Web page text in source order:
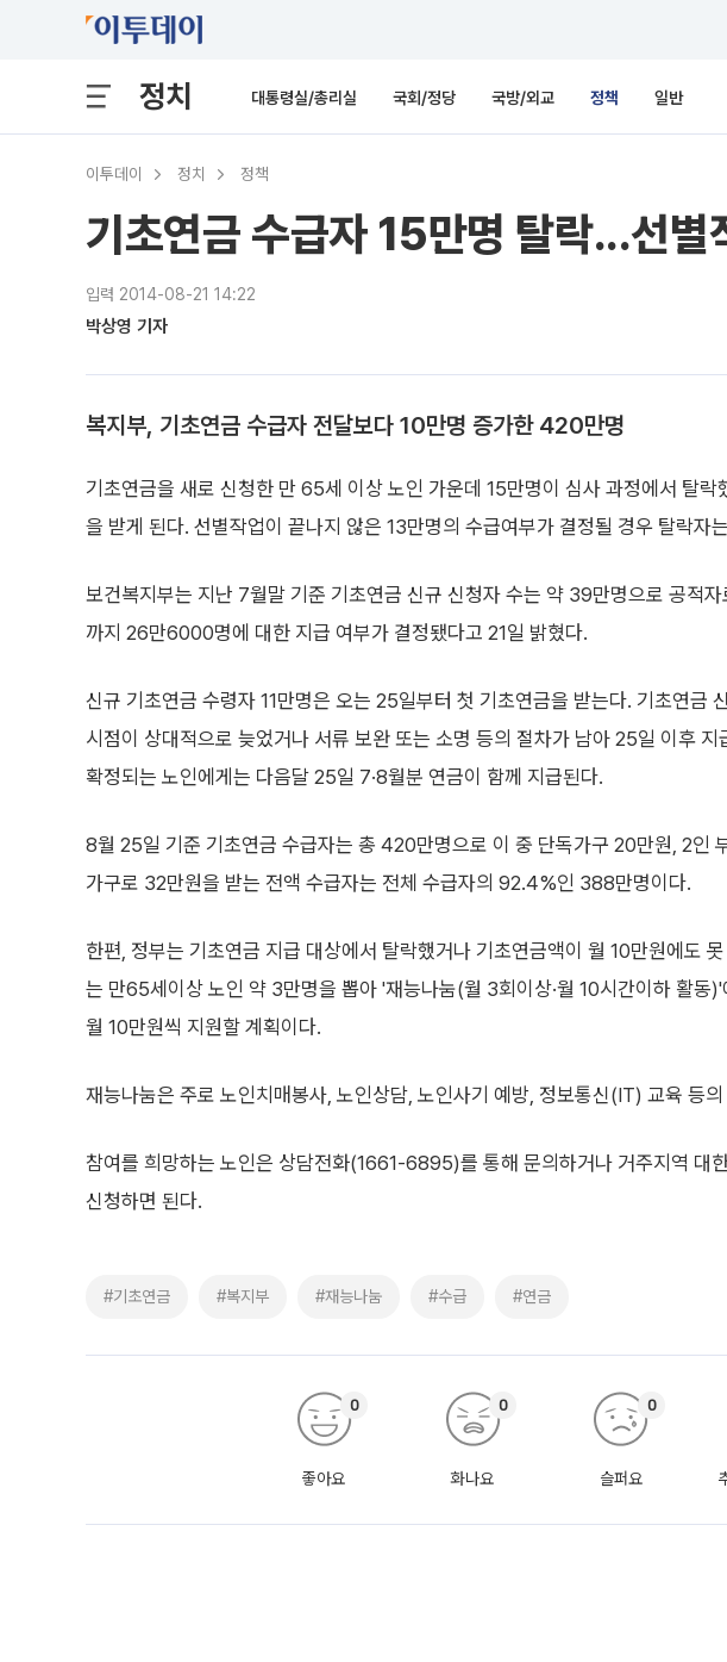
정치 대통령실/총리실 국회/정당 국방/외교 정책 일반
이투데이 정치 정책
기초연금 수급자 15만명 탈락...선별
입력 2014-08-21 14:22
박상영 기자
복지부, 기초연금 수급자 전달보다 10만명 증가한 420만명
기초연금을 새로 신청한 만 65세 이상 노인 가운데 15만명이 심사 과정에서 탈락
을 받게 된다. 선별작업이 끝나지 않은 13만명의 수급여부가 결정될 경우 탈락자
보건복지부는 지난 7월말 기준 기초연금 신규 신청자 수는 약 39만명으로 공적
까지 26만6000명에 대한 지급 여부가 결정됐다고 21일 밝혔다.
신규 기초연금 수령자 11만명은 오는 25일부터 첫 기초연금을 받는다. 기초연금
시점이 상대적으로 늦었거나 서류 보완 또는 소명 등의 절차가 남아 25일 이후 지
확정되는 노인에게는 다음달 25일 7·8월분 연금이 함께 지급된다.
8월 25일 기준 기초연금 수급자는 총 420만명으로 이 중 단독가구 20만원, 2인
가구로 32만원을 받는 전액 수급자는 전체 수급자의 92.4%인 388만명이다.
한편, 정부는 기초연금 지급 대상에서 탈락했거나 기초연금액이 월 10만원에도 못
는 만65세이상 노인 약 3만명을 뽑아 '재능나눔(월 3회이상·월 10시간이하 활동
월 10만원씩 지원할 계획이다.
재능나눔은 주로 노인치매봉사, 노인상담, 노인사기 예방, 정보통신(IT) 교육 등
참여를 희망하는 노인은 상담전화(1661-6895)를 통해 문의하거나 거주지역 대
신청하면 된다.
#기초연금 #복지부 #재능나눔 #수급 #연금
좋아요
0
화나요
0
슬퍼요
0